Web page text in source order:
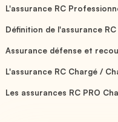
L'assurance RC
Définition de l'assurance
Assurance défense et
L'assurance RC Chargé /
Les assurances RC PRO